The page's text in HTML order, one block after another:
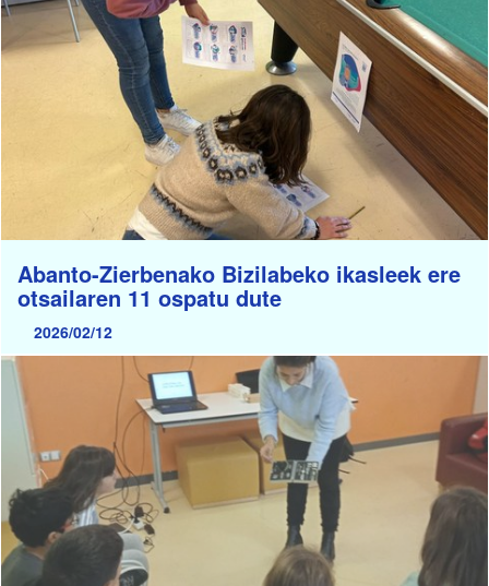
Abanto-Zierbenako Bizilabeko ikasleek ere
otsailaren 11 ospatu dute
2026/02/12